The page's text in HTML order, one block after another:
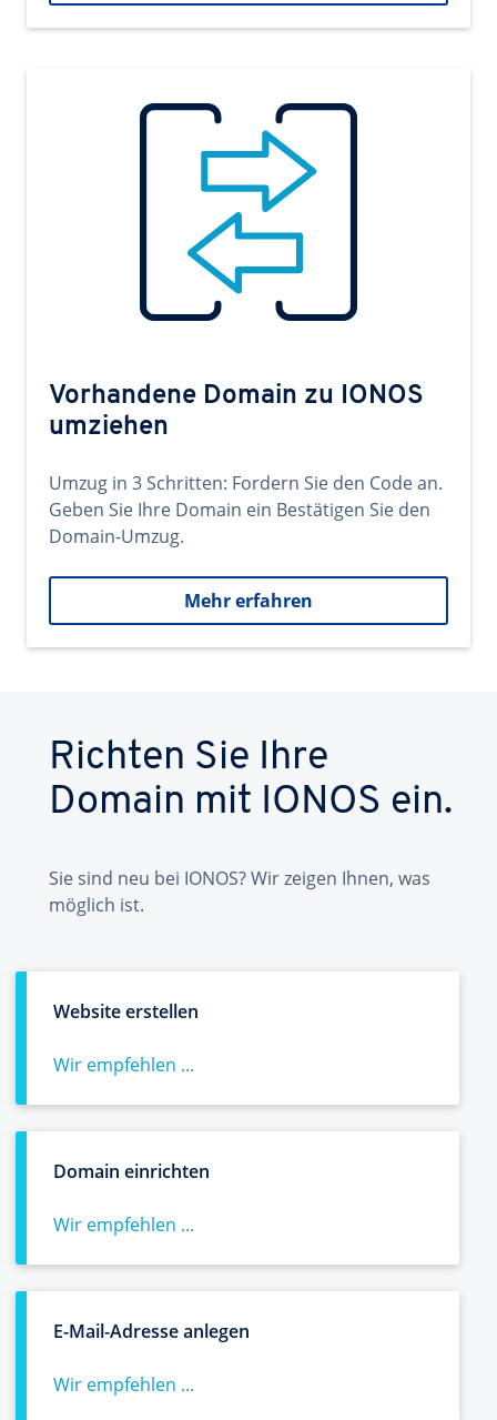
Vorhandene Domain zu IONOS
umziehen
Umzug in 3 Schritten: Fordern Sie den Code an.
Geben Sie Ihre Domain ein Bestätigen Sie den
Domain-Umzug.
Mehr erfahren
Richten Sie Ihre
Domain mit IONOS ein.
Sie sind neu bei IONOS? Wir zeigen Ihnen, was
möglich ist.
Website erstellen
Wir empfehlen ...
Domain einrichten
Wir empfehlen ...
E-Mail-Adresse anlegen
Wir empfehlen ...